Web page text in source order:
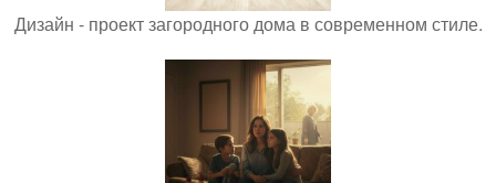
Дизайн - проект загородного дома в современном стиле.